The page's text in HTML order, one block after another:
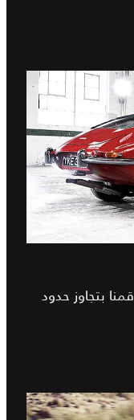
منذ إنتاج أول سيارة جاكوار عام 1935 قمنا بتجاوز حدود